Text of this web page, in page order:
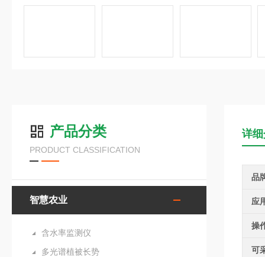
产品分类
PRODUCT CLASSIFICATION
智慧农业
含水率监测仪
多光谱植被长势
详
品
应
操
可